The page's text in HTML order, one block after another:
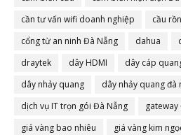
cần tư vấn wifi doanh nghiệp
cầu
cổng từ an ninh Đà Nẵng
dahua
draytek
dây HDMI
dây cáp
dây nhảy quang
dây nhảy quang đà
dịch vụ IT trọn gói Đà Nẵng
giá vàng bao nhiêu
giá vàng kim